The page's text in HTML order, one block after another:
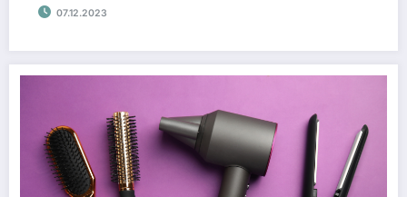
07.12.2023